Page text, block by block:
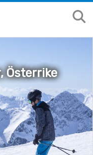
Österrike